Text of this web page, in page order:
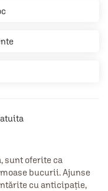
sunt oferite ca
bucurii. Ajunse
cu anticipație,